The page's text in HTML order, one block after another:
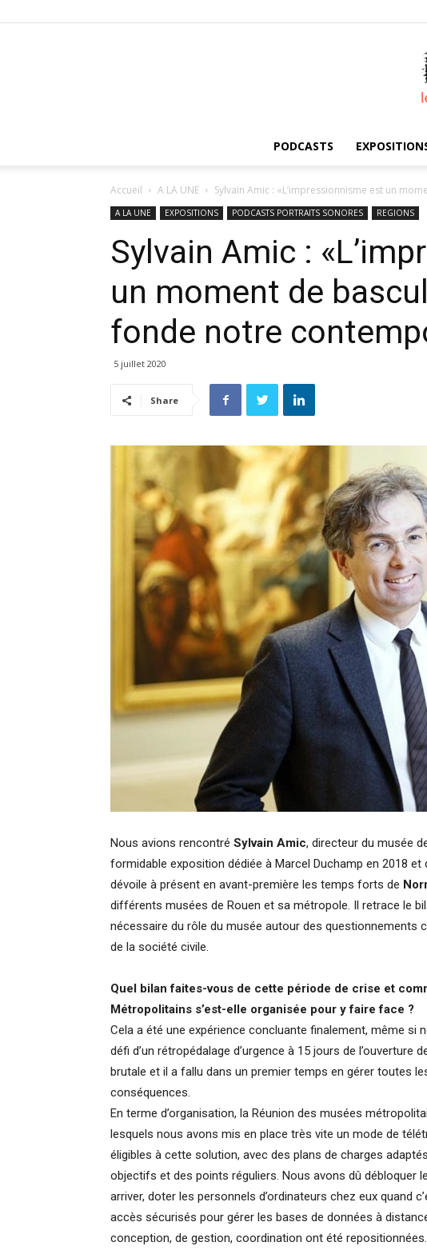
PODCASTS
Accueil A LA UNE Sylvain Amic : «L’impressionnisme est un
A LA UNE EXPOSITIONS PODCASTS PORTRAITS SONORES REGIONS
Sylvain Amic :
un moment de
fonde notre
5 juillet 2020
Share
Nous avions rencontré Sylvain Amic, directeur du musée
formidable exposition dédiée à Marcel Duchamp en 2018
dévoile à présent en avant-première les temps forts de
différents musées de Rouen et sa métropole. Il retrace le
nécessaire du rôle du musée autour des questionnements
de la société civile.
Quel bilan faites-vous de cette période de crise et
Métropolitains s’est-elle organisée pour y faire face ?
Cela a été une expérience concluante finalement, même si
défi d’un rétropédalage d’urgence à 15 jours de
brutale et il a fallu dans un premier temps en gérer toutes
conséquences.
En terme d’organisation, la Réunion des musées
lesquels nous avons mis en place très vite un mode de
éligibles à cette solution, avec des plans de charges
objectifs et des points réguliers. Nous avons dû débloquer
arriver, doter les personnels d’ordinateurs chez eux quand
accès sécurisés pour gérer les bases de données à
conception, de gestion, coordination ont été